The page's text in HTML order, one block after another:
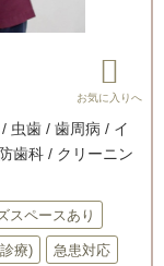
虫歯 / 歯周病 / イ
歯科 / クリーニン
スペースあり
療) 急患対応